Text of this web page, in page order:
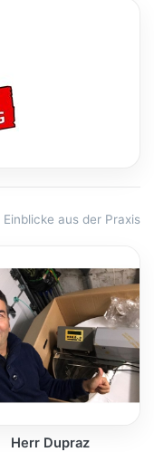
Einblicke aus der Praxis
Herr Dupraz